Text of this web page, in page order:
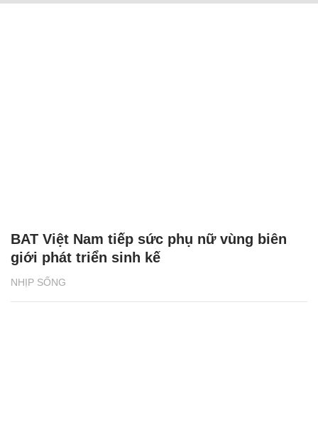
NHỊP SỐNG
BAT Việt Nam tiếp sức phụ nữ vùng biên
giới phát triển sinh kế